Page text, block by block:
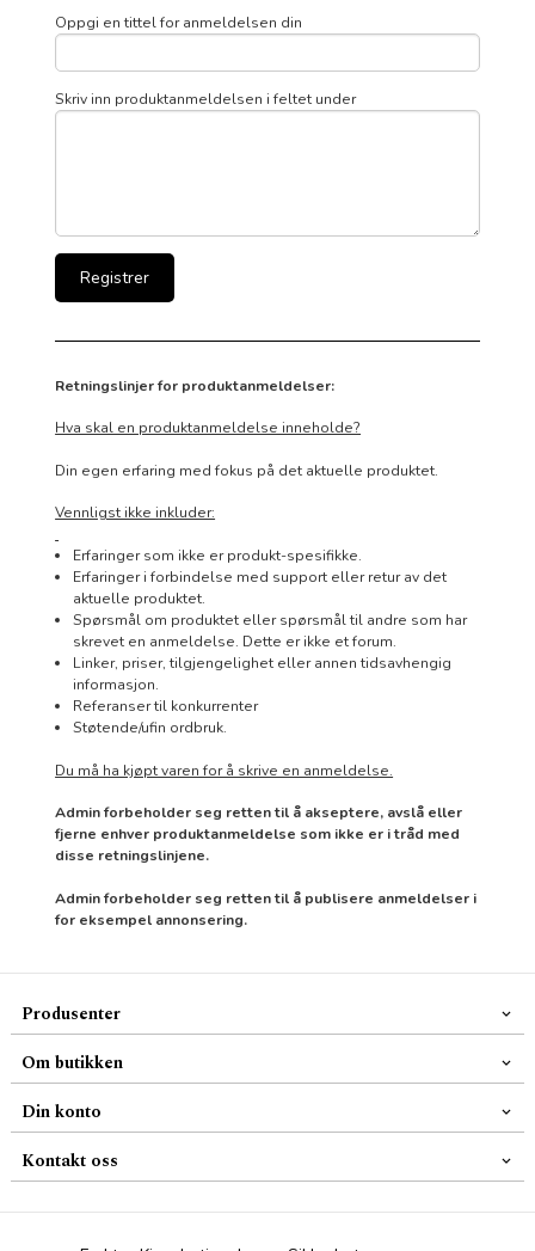
Oppgi en tittel for anmeldelsen din
Skriv inn produktanmeldelsen i feltet under
Retningslinjer for produktanmeldelser:
Hva skal en produktanmeldelse inneholde?
Din egen erfaring med fokus på det aktuelle produktet.
Vennligst ikke inkluder:
Erfaringer som ikke er produkt-spesifikke.
Erfaringer i forbindelse med support eller retur av det
aktuelle produktet.
Spørsmål om produktet eller spørsmål til andre som har
skrevet en anmeldelse. Dette er ikke et forum.
Linker, priser, tilgjengelighet eller annen tidsavhengig
informasjon.
Referanser til konkurrenter
Støtende/ufin ordbruk.
Du må ha kjøpt varen for å skrive en anmeldelse.
Admin forbeholder seg retten til å akseptere, avslå eller
fjerne enhver produktanmeldelse som ikke er i tråd med
disse retningslinjene.
Admin forbeholder seg retten til å publisere anmeldelser i
for eksempel annonsering.
Produsenter
Om butikken
Din konto
Kontakt oss